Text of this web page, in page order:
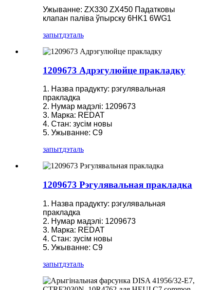
Ужыванне: ZX330 ZX450 Падатковы
клапан паліва ўпырску 6HK1 6WG1
запытдэталь
1209673 Адрэгулюйце пракладку
1. Назва прадукту: рэгулявальная
пракладка
2. Нумар мадэлі: 1209673
3. Марка: REDAT
4. Стан: зусім новы
5. Ужыванне: C9
запытдэталь
1209673 Рэгулявальная пракладка
1. Назва прадукту: рэгулявальная
пракладка
2. Нумар мадэлі: 1209673
3. Марка: REDAT
4. Стан: зусім новы
5. Ужыванне: C9
запытдэталь